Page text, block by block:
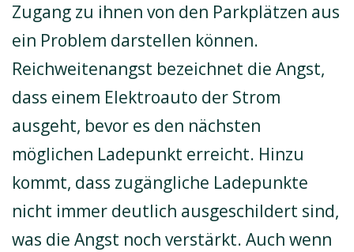
Zugang zu ihnen von den Parkplätzen aus
ein Problem darstellen können.
Reichweitenangst bezeichnet die Angst,
dass einem Elektroauto der Strom
ausgeht, bevor es den nächsten
möglichen Ladepunkt erreicht. Hinzu
kommt, dass zugängliche Ladepunkte
nicht immer deutlich ausgeschildert sind,
was die Angst noch verstärkt. Auch wenn